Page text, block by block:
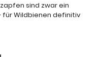
sind zwar ein
für Wildbienen definitiv